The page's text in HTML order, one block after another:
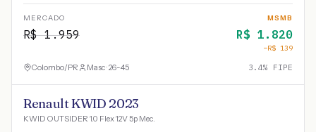
MERCADO
R$1.959
MSMB
R$ 1.820
−R$ 139
Colombo/PR Masc · 26-45 3.4% FIPE
Renault KWID 2023
KWID OUTSIDER 1.0 Flex 12V 5p Mec.